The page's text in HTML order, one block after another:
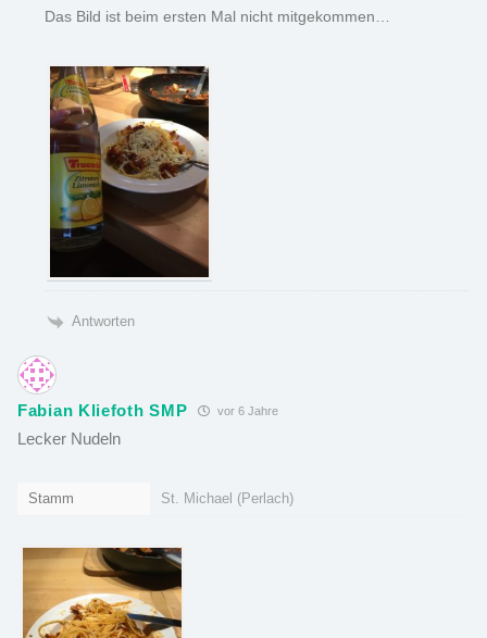
Das Bild ist beim ersten Mal nicht mitgekommen…
Antworten
Fabian Kliefoth SMP vor 6 Jahre
Lecker Nudeln
Stamm St. Michael (Perlach)